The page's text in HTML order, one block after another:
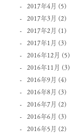
2017年4月 (5)
2017年3月 (2)
2017年2月 (1)
2017年1月 (3)
2016年12月 (5)
2016年11月 (3)
2016年9月 (4)
2016年8月 (3)
2016年7月 (2)
2016年6月 (3)
2016年5月 (2)